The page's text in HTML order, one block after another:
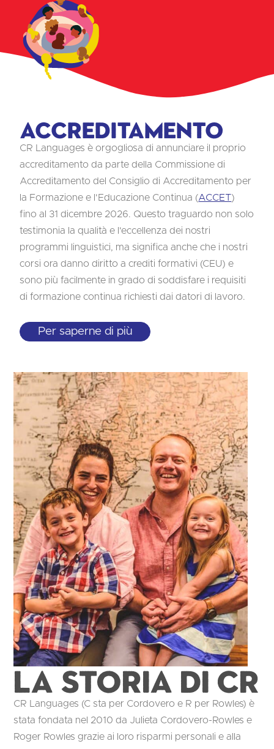
Accreditamento
CR Languages è orgogliosa di annunciare il proprio
accreditamento da parte della Commissione di
Accreditamento del Consiglio di Accreditamento per
la Formazione e l'Educazione Continua (ACCET)
fino al 31 dicembre 2026. Questo traguardo non solo
testimonia la qualità e l'eccellenza dei nostri
programmi linguistici, ma significa anche che i nostri
corsi ora danno diritto a crediti formativi (CEU) e
sono più facilmente in grado di soddisfare i requisiti
di formazione continua richiesti dai datori di lavoro.
Per saperne di più
La storia di CR
CR Languages (C sta per Cordovero e R per Rowles) è
stata fondata nel 2010 da Julieta Cordovero-Rowles e
Roger Rowles grazie ai loro risparmi personali e alla